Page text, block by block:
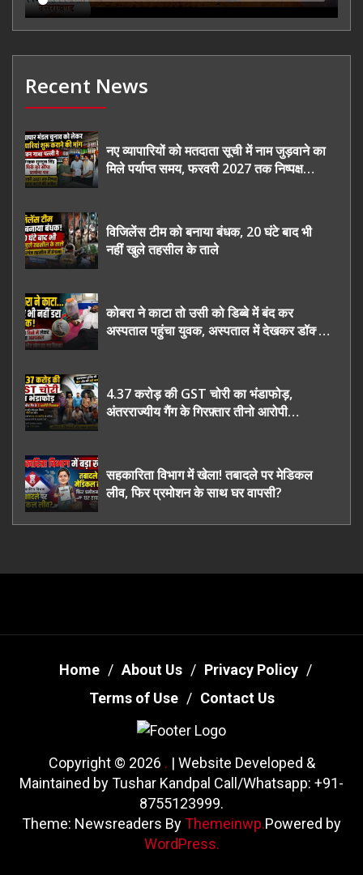
Recent News
नए व्यापारियों को मतदाता सूची में नाम जुड़वाने का
मिले पर्याप्त समय, फरवरी 2027 तक निष्पक्ष
विजिलेंस टीम को बनाया बंधक, 20 घंटे बाद भी
नहीं खुले तहसील के ताले
कोबरा ने काटा तो उसी को डिब्बे में बंद कर
अस्पताल पहुंचा युवक, अस्पताल में देखकर डॉक्टर
4.37 करोड़ की GST चोरी का भंडाफोड़,
अंतरराज्यीय गैंग के गिरफ़्तार तीनो आरोपी
सहकारिता विभाग में खेला! तबादले पर मेडिकल
लीव, फिर प्रमोशन के साथ घर वापसी?
Home About Us
Privacy Policy
Terms of Use
Contact Us
Copyright © 2026 . | Website Developed &
Maintained by Tushar Kandpal Call/Whatsapp: +91-
8755123999.
Theme: Newsreaders By Themeinwp.Powered by
WordPress.